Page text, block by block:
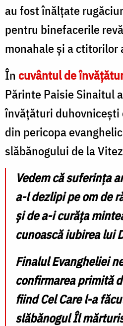
au fost înălțate
pentru binefacerile
monahale și a ctitorilor
În cuvântul de
Părinte Paisie Sinaitul
învățături duhovnicești
din pericopa
slăbănogului de la
Vedem că suferința
a-l dezlipi pe om de
și de a-i curăța
cunoască iubirea lui
Finalul Evangheliei
confirmarea primită
fiind Cel Care l-a
slăbănogul Îl